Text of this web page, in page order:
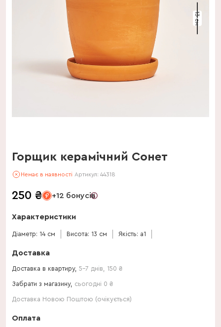
13 см
Горщик керамічний Сонет
Немає в наявності Артикул: 44318
250 ₴ +12 бонусів
Характеристики
Діаметр: 14 см Висота: 13 см Якість: a1
Доставка
Доставка в квартиру, 5-7 днів 150 ₴
Забрати з магазину, сьогодні 0 ₴
Доставка Новою Поштою (очікується)
Оплата